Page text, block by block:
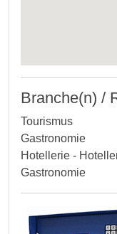
Branche(n) /
Tourismus
Gastronomie
Hotellerie -
Gastronomie